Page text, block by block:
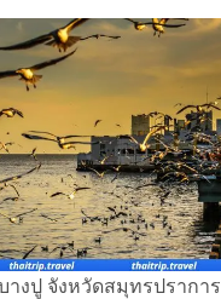
งปู จังหวัดสมุทรปราการ